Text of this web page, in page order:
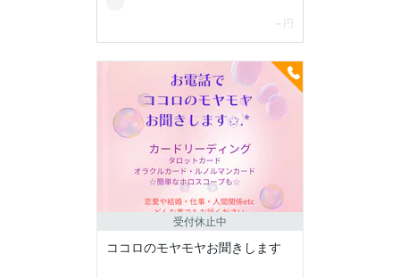
受付休止中
ココロのモヤモヤお聞きします